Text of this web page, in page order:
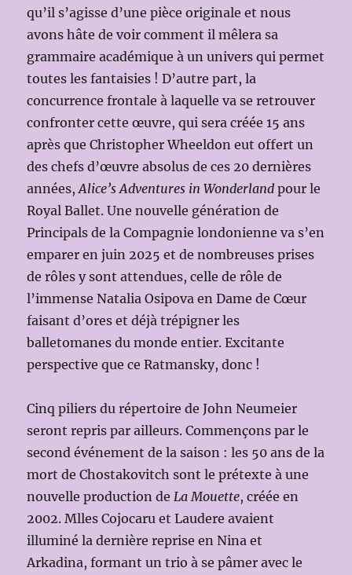
qu’il s’agisse d’une pièce originale et nous
avons hâte de voir comment il mêlera sa
grammaire académique à un univers qui permet
toutes les fantaisies ! D’autre part, la
concurrence frontale à laquelle va se retrouver
confronter cette œuvre, qui sera créée 15 ans
après que Christopher Wheeldon eut offert un
des chefs d’œuvre absolus de ces 20 dernières
années,Alice’s Adventures in Wonderland pour le
Royal Ballet. Une nouvelle génération de
Principals de la Compagnie londonienne va s’en
emparer en juin 2025 et de nombreuses prises
de rôles y sont attendues, celle de rôle de
l’immense Natalia Osipova en Dame de Cœur
faisant d’ores et déjà trépigner les
balletomanes du monde entier. Excitante
perspective que ce Ratmansky, donc !
Cinq piliers du répertoire de John Neumeier
seront repris par ailleurs. Commençons par le
second événement de la saison : les 50 ans de la
mort de Chostakovitch sont le prétexte à une
nouvelle production deLa Mouette, créée en
2002. Mlles Cojocaru et Laudere avaient
illuminé la dernière reprise en Nina et
Arkadina, formant un trio à se pâmer avec le